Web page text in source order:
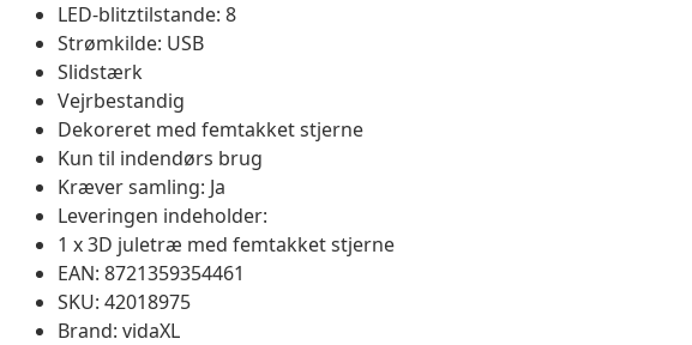
LED-blitztilstande: 8
Strømkilde: USB
Slidstærk
Vejrbestandig
Dekoreret med femtakket stjerne
Kun til indendørs brug
Kræver samling: Ja
Leveringen indeholder:
1 x 3D juletræ med femtakket stjerne
EAN: 8721359354461
SKU: 42018975
Brand: vidaXL